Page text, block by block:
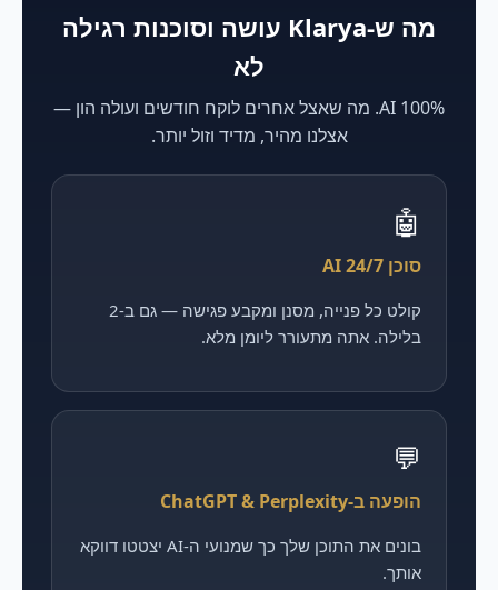
מה ש-Klarya עושה וסוכנות רגילה
לא
100% AI. מה שאצל אחרים לוקח חודשים ועולה הון —
אצלנו מהיר, מדיד וזול יותר.
🤖
סוכן AI 24/7
קולט כל פנייה, מסנן ומקבע פגישה — גם ב-2
בלילה. אתה מתעורר ליומן מלא.
💬
הופעה ב-ChatGPT & Perplexity
בונים את התוכן שלך כך שמנועי ה-AI יצטטו דווקא
אותך.